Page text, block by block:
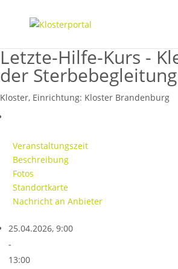
Letzte-Hilfe-Kurs -
der
Kloster, Einrichtung: Kloster Brandenburg
Veranstaltungszeit
Beschreibung
Fotos
Standortkarte
Nachricht an Anbieter
25.04.2026, 9:00
-
13:00